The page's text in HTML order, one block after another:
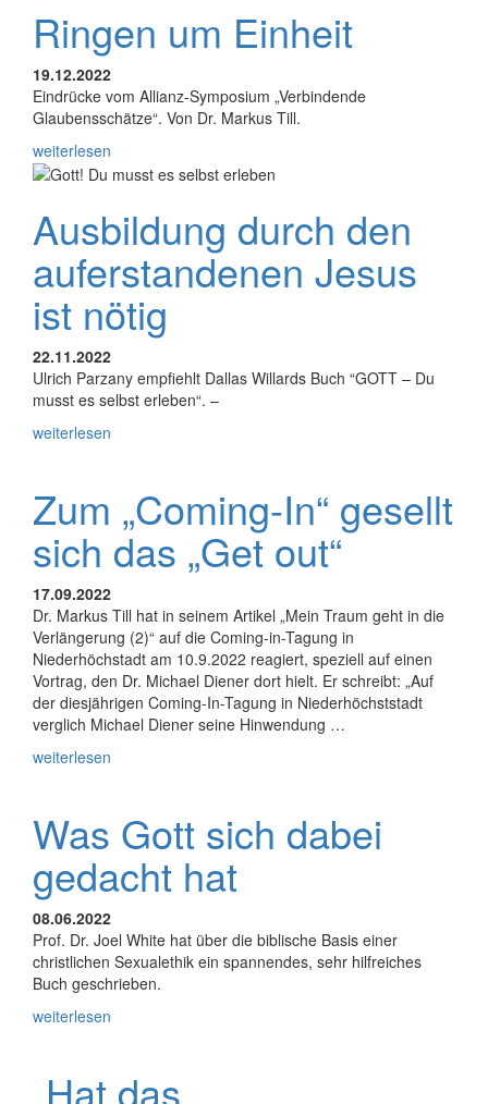
Ringen um Einheit
19.12.2022
Eindrücke vom Allianz-Symposium „Verbindende
Glaubensschätze“. Von Dr. Markus Till.
weiterlesen
Ausbildung durch den
auferstandenen Jesus
ist nötig
22.11.2022
Ulrich Parzany empfiehlt Dallas Willards Buch “GOTT – Du
musst es selbst erleben“. –
weiterlesen
Zum „Coming-In“ gesellt
sich das „Get out“
17.09.2022
Dr. Markus Till hat in seinem Artikel „Mein Traum geht in die
Verlängerung (2)“ auf die Coming-in-Tagung in
Niederhöchstadt am 10.9.2022 reagiert, speziell auf einen
Vortrag, den Dr. Michael Diener dort hielt. Er schreibt: „Auf
der diesjährigen Coming-In-Tagung in Niederhöchststadt
verglich Michael Diener seine Hinwendung …
weiterlesen
Was Gott sich dabei
gedacht hat
08.06.2022
Prof. Dr. Joel White hat über die biblische Basis einer
christlichen Sexualethik ein spannendes, sehr hilfreiches
Buch geschrieben.
weiterlesen
„Hat das